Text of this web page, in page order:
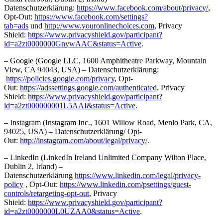
Datenschutzerklärung: https://www.facebook.com/about/privacy/,
Opt-Out: https://www.facebook.com/settings?
tab=ads und http://www.youronlinechoices.com, Privacy
Shield: https://www.privacyshield.gov/participant?
id=a2zt0000000GnywAAC&status=Active.
– Google (Google LLC, 1600 Amphitheatre Parkway, Mountain
View, CA 94043, USA) – Datenschutzerklärung:
https://policies.google.com/privacy, Opt-
Out: https://adssettings.google.com/authenticated, Privacy
Shield: https://www.privacyshield.gov/participant?
id=a2zt000000001L5AAI&status=Active.
– Instagram (Instagram Inc., 1601 Willow Road, Menlo Park, CA,
94025, USA) – Datenschutzerklärung/ Opt-
Out: http://instagram.com/about/legal/privacy/.
– LinkedIn (LinkedIn Ireland Unlimited Company Wilton Place,
Dublin 2, Irland) –
Datenschutzerklärung https://www.linkedin.com/legal/privacy-
policy , Opt-Out: https://www.linkedin.com/psettings/guest-
controls/retargeting-opt-out, Privacy
Shield: https://www.privacyshield.gov/participant?
id=a2zt0000000L0UZAA0&status=Active.